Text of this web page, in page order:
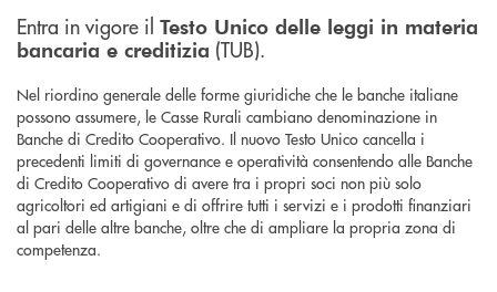
Entra in vigore il Testo Unico delle leggi in materia
bancaria e creditizia (TUB).
Nel riordino generale delle forme giuridiche che le banche italiane
possono assumere, le Casse Rurali cambiano denominazione in
Banche di Credito Cooperativo. Il nuovo Testo Unico cancella i
precedenti limiti di governance e operatività consentendo alle Banche
di Credito Cooperativo di avere tra i propri soci non più solo
agricoltori ed artigiani e di offrire tutti i servizi e i prodotti finanziari
al pari delle altre banche, oltre che di ampliare la propria zona di
competenza.